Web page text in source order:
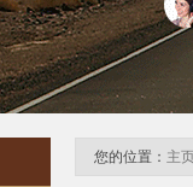
您的位置： 主